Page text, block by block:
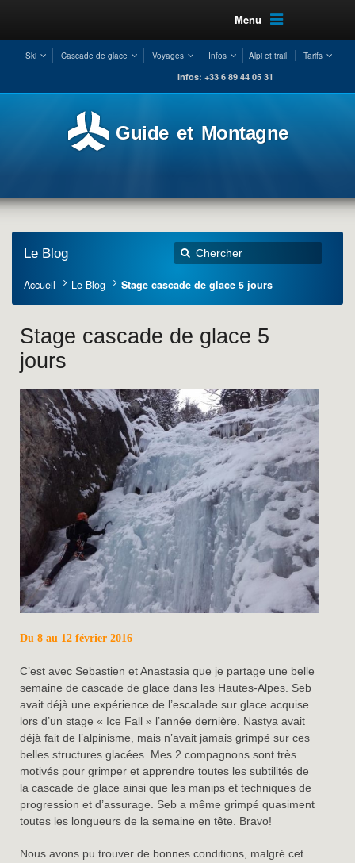
Menu
Ski Cascade de glace Voyages Infos Alpi et trail Tarifs
Infos: +33 6 89 44 05 31
Guide et Montagne
Le Blog
Accueil Le Blog Stage cascade de glace 5 jours
Stage cascade de glace 5
jours
Du 8 au 12 février 2016
C’est avec Sebastien et Anastasia que je partage une belle
semaine de cascade de glace dans les Hautes-Alpes. Seb
avait déjà une expérience de l’escalade sur glace acquise
lors d’un stage « Ice Fall » l’année dernière. Nastya avait
déjà fait de l’alpinisme, mais n’avait jamais grimpé sur ces
belles structures glacées. Mes 2 compagnons sont très
motivés pour grimper et apprendre toutes les subtilités de
la cascade de glace ainsi que les manips et techniques de
progression et d’assurage. Seb a même grimpé quasiment
toutes les longueurs de la semaine en tête. Bravo!
Nous avons pu trouver de bonnes conditions, malgré cet